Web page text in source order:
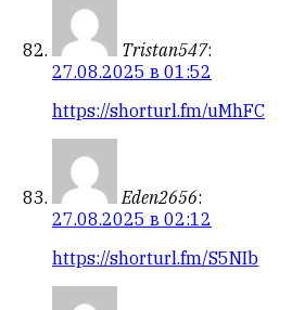
Tristan547:
27.08.2025 в 01:52
https://shorturl.fm/uMhFC
Eden2656:
27.08.2025 в 02:12
https://shorturl.fm/S5NIb